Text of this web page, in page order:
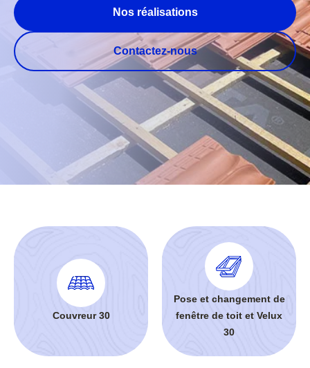
Nos réalisations
Contactez-nous
Couvreur 30
Pose et changement de
fenêtre de toit et Velux
30